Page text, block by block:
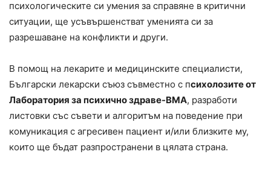
психологическите си умения за справяне в критични
ситуации, ще усъвършенстват уменията си за
разрешаване на конфликти и други.
В помощ на лекарите и медицинските специалисти,
Български лекарски съюз съвместно с психолозите от
Лаборатория за психично здраве-ВМА, разработи
листовки със съвети и алгоритъм на поведение при
комуникация с агресивен пациент и/или близките му,
които ще бъдат разпространени в цялата страна.